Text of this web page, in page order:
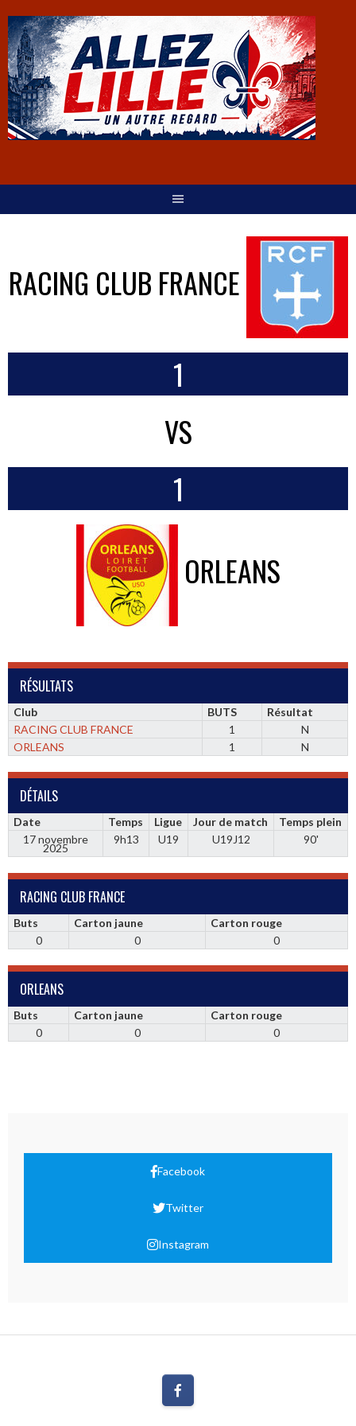
RACING CLUB FRANCE
1
VS
1
ORLEANS
RÉSULTATS
Club BUTS
Résultat
RACING CLUB FRANCE
1
N
ORLEANS
1 N
DÉTAILS
Date Temps Ligue Jour de match
Temps plein
17 novembre
2025
9h13 U19 U19J12 90'
RACING CLUB FRANCE
Buts Carton jaune
Carton rouge
0
0 0
ORLEANS
Buts Carton jaune
Carton rouge
0
0 0
Facebook
Twitter
Instagram